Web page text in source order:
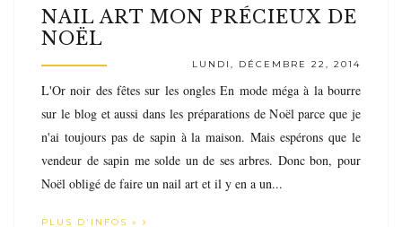
NAIL ART MON PRÉCIEUX DE
NOËL
LUNDI, DÉCEMBRE 22, 2014
L'Or noir des fêtes sur les ongles En mode méga à la bourre
sur le blog et aussi dans les préparations de Noël parce que je
n'ai toujours pas de sapin à la maison. Mais espérons que le
vendeur de sapin me solde un de ses arbres. Donc bon, pour
Noël obligé de faire un nail art et il y en a un...
PLUS D'INFOS »